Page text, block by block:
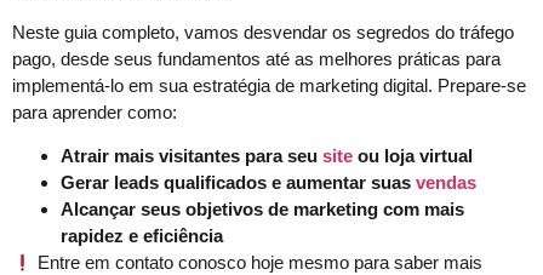
Neste guia completo, vamos desvendar os segredos do tráfego
pago, desde seus fundamentos até as melhores práticas para
implementá-lo em sua estratégia de marketing digital. Prepare-se
para aprender como:
Atrair mais visitantes para seu site ou loja virtual
Gerar leads qualificados e aumentar suas vendas
Alcançar seus objetivos de marketing com mais
rapidez e eficiência
Entre em contato conosco hoje mesmo para saber mais